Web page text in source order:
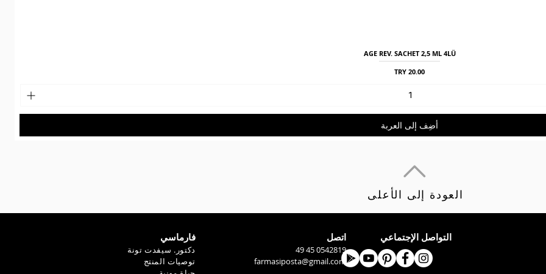
العرض السريع
AGE REV. SACHET 2,5 ML 4LÜ
السعر
أضِف إلى العربة
العودة إلى الأعلى
فارماسي
دكتور. سيفدت تونة
توصيات المنتج
اتصل
0542819 45 49
farmasiposta@gmail.com
التواصل الإجتماعي